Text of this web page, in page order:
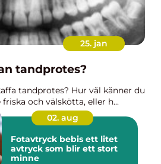
25. jan
tandprotes?
tandprotes? Hur väl känner du
och välskötta, eller h...
02. aug
Fotavtryck bebis ett litet
avtryck som blir ett stort
minne